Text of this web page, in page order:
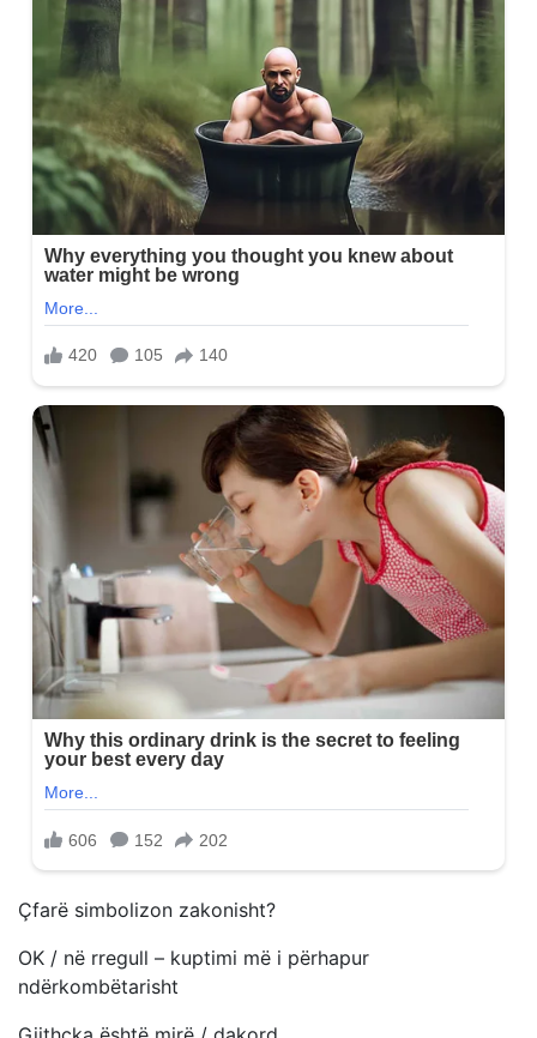
Çfarë simbolizon zakonisht?
OK / në rregull – kuptimi më i përhapur
ndërkombëtarisht